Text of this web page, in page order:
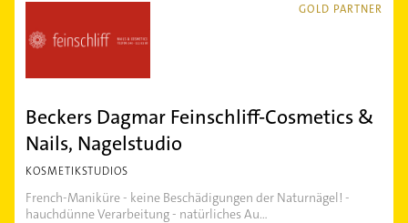
GOLD PARTNER
Beckers Dagmar Feinschliff-Cosmetics &
Nails, Nagelstudio
KOSMETIKSTUDIOS
French-Maniküre - keine Beschädigungen der Naturnägel! -
hauchdünne Verarbeitung - natürliches Au...